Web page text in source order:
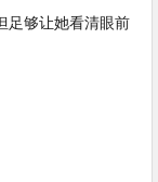
够让她看清眼前